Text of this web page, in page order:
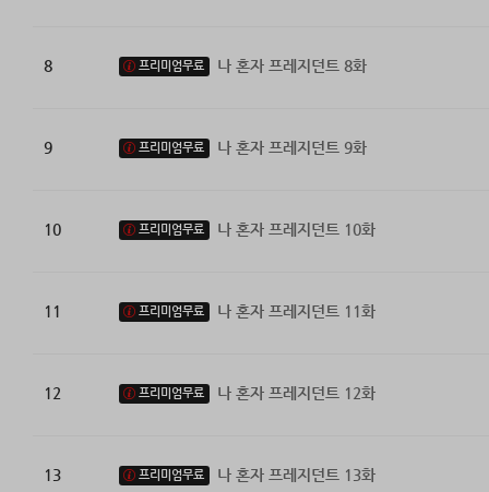
8 프리미엄무료 나 혼자 프레지던트 8화
9 프리미엄무료 나 혼자 프레지던트 9화
10 프리미엄무료 나 혼자 프레지던트 10화
11 프리미엄무료 나 혼자 프레지던트 11화
12 프리미엄무료 나 혼자 프레지던트 12화
13 프리미엄무료 나 혼자 프레지던트 13화